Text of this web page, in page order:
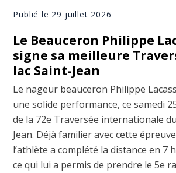
Publié le 29 juillet 2026
Le Beauceron Philippe
signe sa meilleure
lac Saint-Jean
Le nageur beauceron Philippe
une solide performance, ce samedi
de la 72e Traversée internationale
Jean. Déjà familier avec cette
l’athlète a complété la distance en 7
ce qui lui a permis de prendre le 5e